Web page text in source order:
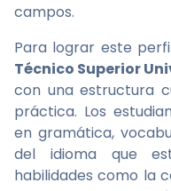
campos.
Para lograr este
Técnico Superior
con una estructura
práctica. Los
en gramática,
del idioma que
habilidades como la